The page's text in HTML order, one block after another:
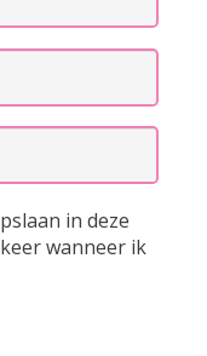
in deze
wanneer ik